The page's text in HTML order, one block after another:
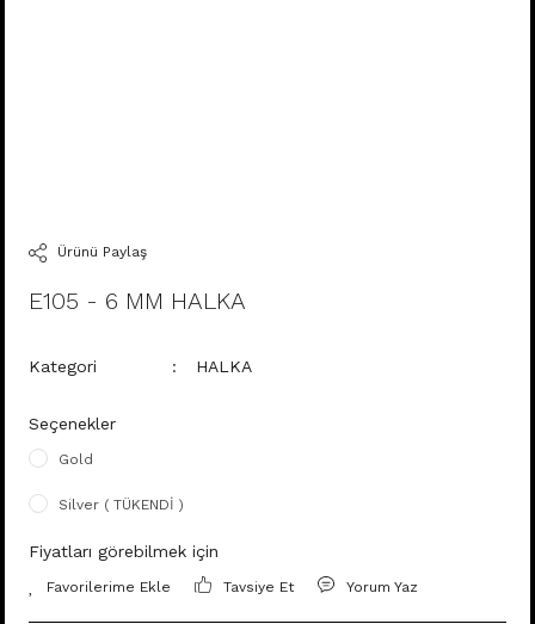
Ürünü Paylaş
E105 - 6 MM HALKA
Kategori HALKA
Seçenekler
Gold
Silver ( TÜKENDİ )
Fiyatları görebilmek için
Tavsiye Et Yorum Yaz